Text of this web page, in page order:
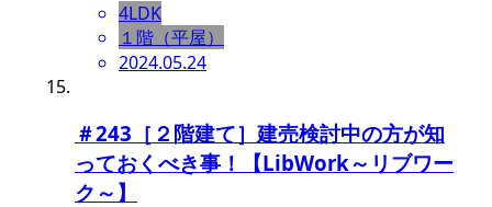
4LDK
１階（平屋）
2024.05.24
＃243［２階建て］建売検討中の方が知
っておくべき事！【LibWork～リブワー
ク～】